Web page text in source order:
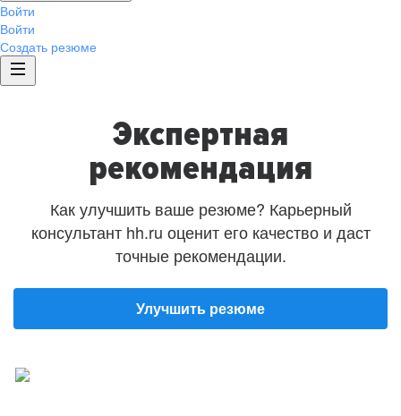
Войти
Войти
Создать резюме
Экспертная
рекомендация
Как улучшить ваше резюме? Карьерный
консультант hh.ru оценит его качество и даст
точные рекомендации.
Улучшить резюме